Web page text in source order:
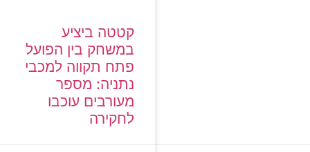
קטטה ביציע
במשחק בין הפועל
פתח תקווה למכבי
נתניה: מספר
מעורבים עוכבו
לחקירה